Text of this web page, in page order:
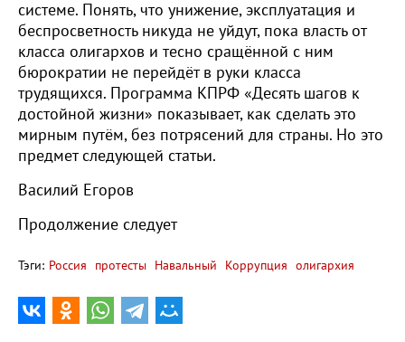
системе. Понять, что унижение, эксплуатация и
беспросветность никуда не уйдут, пока власть от
класса олигархов и тесно сращённой с ним
бюрократии не перейдёт в руки класса
трудящихся. Программа КПРФ «Десять шагов к
достойной жизни» показывает, как сделать это
мирным путём, без потрясений для страны. Но это
предмет следующей статьи.
Василий Егоров
Продолжение следует
Тэги: Россия протесты Навальный Коррупция олигархия